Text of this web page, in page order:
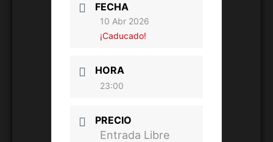
FECHA
10 Abr 2026
¡Caducado!
HORA
23:00
PRECIO
Entrada Libre